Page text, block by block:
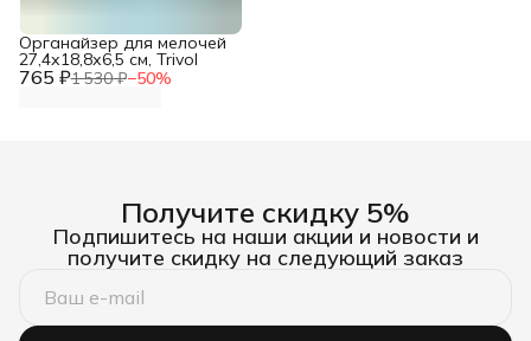
765 ₽1 530 ₽−50%
Органайзер для мелочей
27,4х18,8х6,5 см, Trivol
Получите скидку 5%
Подпишитесь на наши акции и новости и
получите скидку на следующий заказ